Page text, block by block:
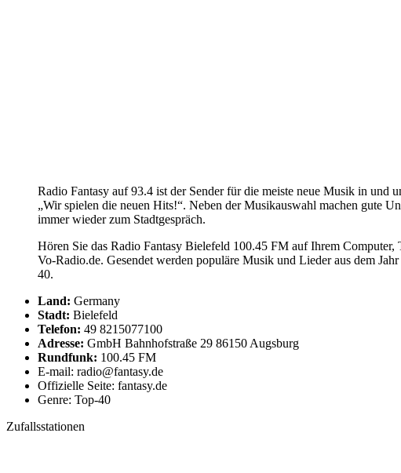
Radio Fantasy auf 93.4 ist der Sender für die meiste neue Musik in und
„Wir spielen die neuen Hits!“. Neben der Musikauswahl machen gute
immer wieder zum Stadtgespräch.
Hören Sie das Radio Fantasy Bielefeld 100.45 FM auf Ihrem
Vo-Radio.de. Gesendet werden populäre Musik und Lieder aus dem
40.
Land: Germany
Stadt: Bielefeld
Telefon: 49 8215077100
Adresse: GmbH Bahnhofstraße 29 86150 Augsburg
Rundfunk: 100.45 FM
E-mail: radio@fantasy.de
Offizielle Seite: fantasy.de
Genre: Top-40
Zufallsstationen